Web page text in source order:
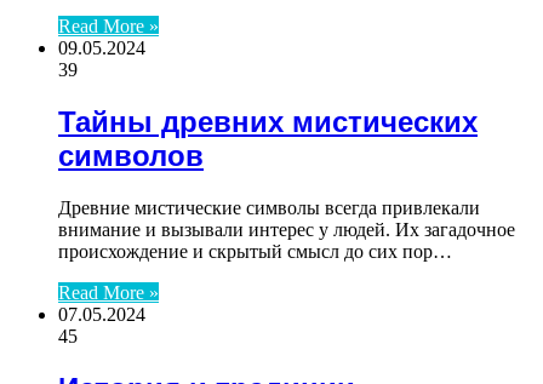
Read More »
09.05.2024
39
Тайны древних мистических
символов
Древние мистические символы всегда привлекали
внимание и вызывали интерес у людей. Их загадочное
происхождение и скрытый смысл до сих пор…
Read More »
07.05.2024
45